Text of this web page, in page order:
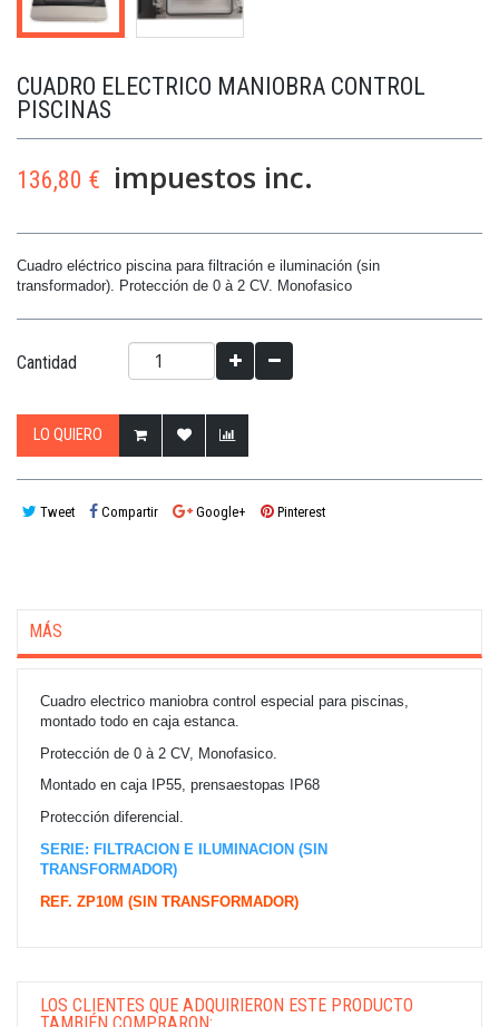
CUADRO ELECTRICO MANIOBRA CONTROL
PISCINAS
136,80 € impuestos inc.
Cuadro eléctrico piscina para filtración e iluminación (sin
transformador).
Protección de 0 à 2 CV. Monofasico
Cantidad
LO QUIERO
Tweet Compartir Google+ Pinterest
MÁS
Cuadro electrico maniobra control especial para piscinas,
montado todo en caja estanca.
Protección de 0 à 2 CV, Monofasico.
Montado en caja IP55, prensaestopas IP68
Protección diferencial.
SERIE: FILTRACION E ILUMINACION (SIN
TRANSFORMADOR)
REF. ZP10M (SIN TRANSFORMADOR)
LOS CLIENTES QUE ADQUIRIERON ESTE PRODUCTO
TAMBIÉN COMPRARON: